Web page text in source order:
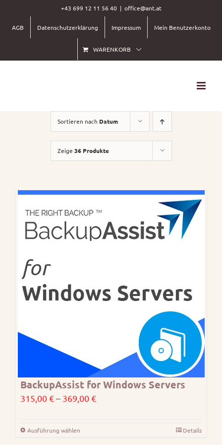
content
+43 699 12 11 56 40 | office@ant.at
AGB Datenschutzerklärung Impressum Mein Benutzerkonto
WARENKORB
Sortieren nach Datum
Zeige 36 Produkte
BackupAssist for Windows Servers
315,00€– 369,00€Preisspanne:
Ausführung wählen Details